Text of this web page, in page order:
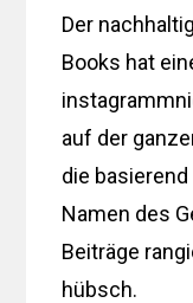
Der
Books hat
auf der
die
Namen des
Beiträge
hübsch.